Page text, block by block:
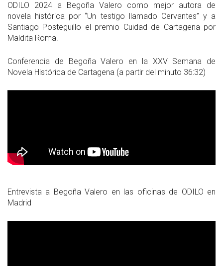
ODILO 2024 a Begoña Valero como mejor autora de
novela histórica por “Un testigo llamado Cervantes” y a
Santiago Posteguillo el premio Cuidad de Cartagena por
Maldita Roma.
Conferencia de Begoña Valero en la XXV Semana de
Novela Histórica de Cartagena (a partir del minuto 36:32)
Entrevista a Begoña Valero en las oficinas de ODILO en
Madrid